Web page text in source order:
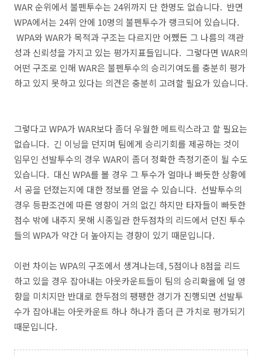
WAR 순위에서 불펜투수는 24위까지 단 한명도 없습니다. 반면
WPA에서는 24위 안에 10명의 불펜투수가 랭크되어 있습니다.
WPA와 WAR가 목적과 구조는 다르지만 어쨌든 그 나름의 객관
성과 신뢰성을 가지고 있는 평가지표들입니다. 그렇다면 WAR의
어떤 구조로 인해 WAR은 불펜투수의 승리기여도를 충분히 평가
하고 있지 못하고 있다는 의견은 충분히 고려할 필요가 있습니다.
그렇다고 WPA가 WAR보다 좀더 우월한 메트릭스라고 할 필요는
없습니다. 긴 이닝을 던지며 팀에게 승리기회를 제공하는 것이
임무인 선발투수의 경우 WAR이 좀더 정확한 측정기준이 될 수도
있습니다. 대신 WPA를 볼 경우 그 투수가 얼마나 빠듯한 상황에
서 공을 던졌는지에 대한 정보를 얻을 수 있습니다. 선발투수의
경우 등판조건에 따른 영향이 거의 없긴 하지만 타자들이 빠듯한
점수 밖에 내주지 못해 시종일관 한두점차의 리드에서 던진 투수
들의 WPA가 약간 더 높아지는 경향이 있기 때문입니다.
이런 차이는 WPA의 구조에서 생겨나는데, 5점이나 8점을 리드
하고 있을 경우 잡아내는 아웃카운트들이 팀의 승리확율에 덜 영
향을 미치지만 반대로 한두점의 팽팽한 경기가 진행되면 선발투
수가 잡아내는 아웃카운트 하나 하나가 좀더 큰 가치로 평가되기
때문입니다.